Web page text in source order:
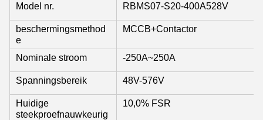
Model nr. RBMS07-S20-400A528V
beschermingsmethod
e
MCCB+Contactor
Nominale stroom -250A~250A
Spanningsbereik 48V-576V
Huidige
steekproefnauwkeurig
10,0% FSR